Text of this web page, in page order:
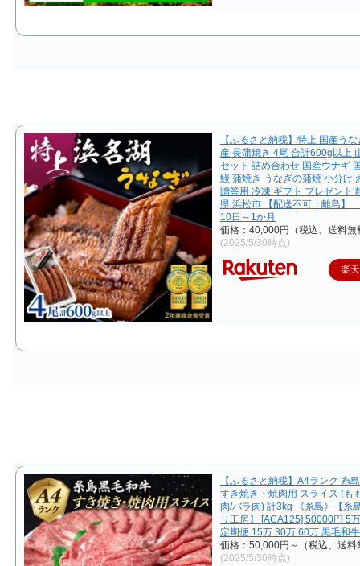
【ふるさと納税】特上 国産う
産 長蒲焼き 4尾 合計600g以上
セット 詰め合わせ 国産ウナギ
鰻 蒲焼き うなぎの蒲焼 小分け
贈答用 冷凍 ギフト プレゼント
県 浜松市 【配送不可：離島】
10日～1か月
価格：40,000円（税込、送料無
(2025/5/30時点)
楽
【ふるさと納税】A4ランク 糸
すき焼き・焼肉用 スライス (も
肉/バラ肉) 計3kg 《糸島》【糸
リ工房】 [ACA125] 50000円 5
定期便 15万 30万 60万 黒毛和
価格：50,000円～（税込、送料
(2025/5/30時点)